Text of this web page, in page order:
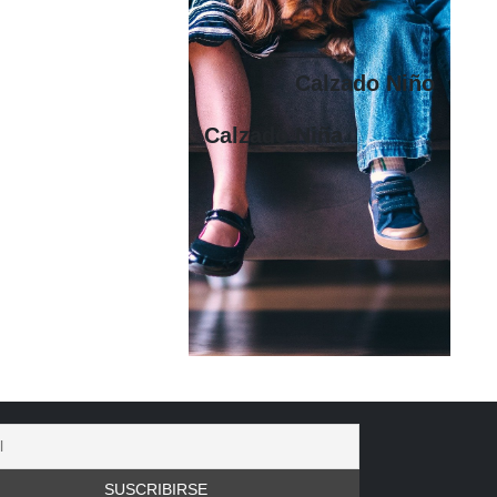
Calzado Niño
Calzado Niña